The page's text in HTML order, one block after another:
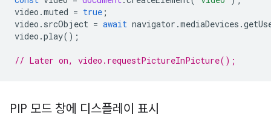
video .muted = true ;
video . srcObject = await navigator .mediaDevices .
video .play();
// Later on, video.requestPictureInPicture();
PIP 모드 창에 디스플레이 표시